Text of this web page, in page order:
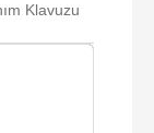
Klavuzu